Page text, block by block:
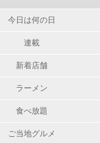
今日は何の日
連載
新着店舗
ラーメン
食べ放題
ご当地グルメ